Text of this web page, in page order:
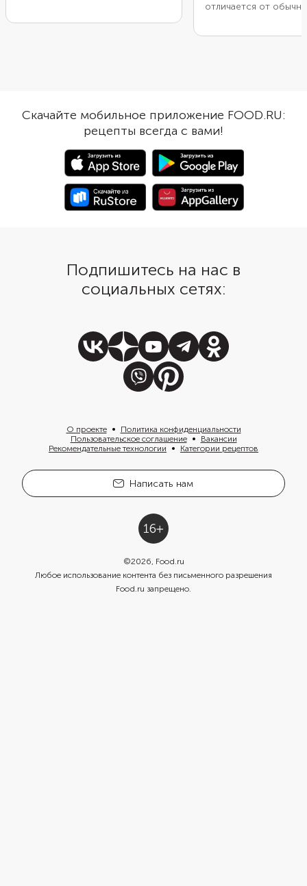
покою и обновлению. Чтобы
сделает молоко для засыпания
от Asia mix с экстрактом липы. С
таким напитком легко завершить
день правильно и восстановить
силы, ведь Asia mix — это микс
всего полезного. Отличный
повод сделать вечер еще
приятнее —принять участие в
отличается от
оно получается
и потеряет свой
этого пюре
охладить. Если этого
молоко свернется, и
получится не таким
Скачайте мобильное приложение FOOD.RU:
рецепты всегда с вами!
Подпишитесь на нас в
социальных сетях:
О проекте
Политика конфиденциальности
Пользовательское соглашение
Вакансии
Рекомендательные технологии
Категории рецептов
Написать нам
©2026, Food.ru
Любое использование контента без письменного разрешения
Food.ru запрещено.